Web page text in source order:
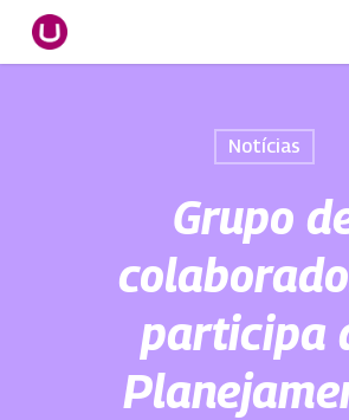
Pular
para
Notícias
Grupo
participa